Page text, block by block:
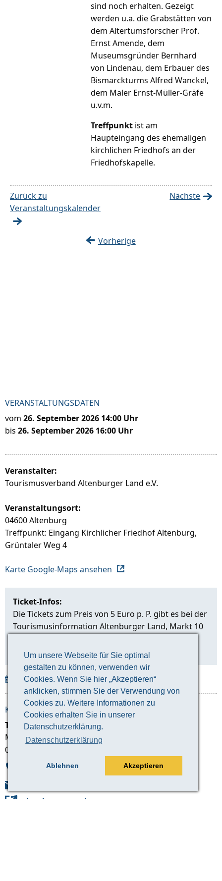
Um unsere Webseite für Sie optimal
gestalten zu können, verwenden wir
Cookies. Wenn Sie hier „Akzeptieren“
anklicken, stimmen Sie der Verwendung von
Cookies zu. Weitere Informationen zu
Cookies erhalten Sie in unserer
Datenschutzerklärung.
Datenschutzerklärung
Ablehnen Akzeptieren
sind noch erhalten. Gezeigt
werden u.a. die Grabstätten von
dem Altertumsforscher Prof.
Ernst Amende, dem
Museumsgründer Bernhard
von Lindenau, dem Erbauer des
Bismarckturms Alfred Wanckel,
dem Maler Ernst-Müller-Gräfe
u.v.m.
Treffpunkt ist am
Haupteingang des ehemaligen
kirchlichen Friedhofs an der
Friedhofskapelle.
Vorherige
Zurück zu
Veranstaltungskalender
Nächste
VERANSTALTUNGSDATEN
vom 26. September 2026 14:00 Uhr
bis 26. September 2026 16:00 Uhr
Veranstalter:
Tourismusverband Altenburger Land e.V.
Veranstaltungsort:
04600 Altenburg
Treffpunkt: Eingang Kirchlicher Friedhof Altenburg,
Grüntaler Weg 4
Karte Google-Maps ansehen
Ticket-Infos:
Die Tickets zum Preis von 5 Euro p. P. gibt es bei der
Tourismusinformation Altenburger Land, Markt 10
Veranstaltung herunterladen
KONTAKT ZUM VERANSTALTER:
Tourismusverband Altenburger Land e.V.
Markt 10
04600 Altenburg
03447 896-689
altenburg.travel